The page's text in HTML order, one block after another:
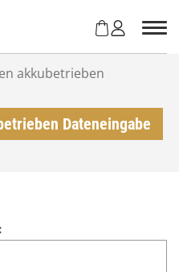
akkubetrieben
Dateneingabe